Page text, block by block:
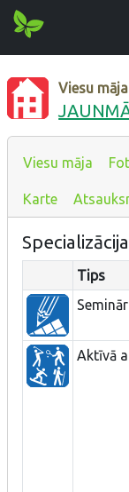
Viesu māja
Viesu māja
Karte
Specializācija
Tips
Aktīvā